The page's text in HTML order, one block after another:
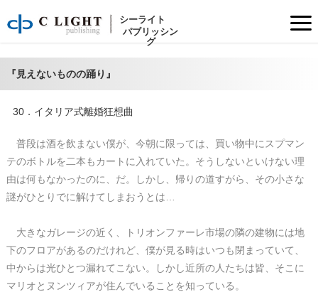
シーライト
パブリッシン
グ
『見えないものの踊り』
30．イタリア式離婚狂想曲
普段は酒を飲まない僕が、今朝に限っては、買い物中にスプマン
テのボトルを二本もカートに入れていた。そうしないといけない理
由は何もなかったのに、だ。しかし、帰りの道すがら、その小さな
謎がひとりでに解けてしまおうとは…
大きなガレージの近く、トリオンファーレ市場の隣の建物には地
下のフロアがあるのだけれど、僕が見る時はいつも閉まっていて、
中からは光ひとつ漏れてこない。しかし近所の人たちは皆、そこに
マリオとヌンツィアが住んでいることを知っている。